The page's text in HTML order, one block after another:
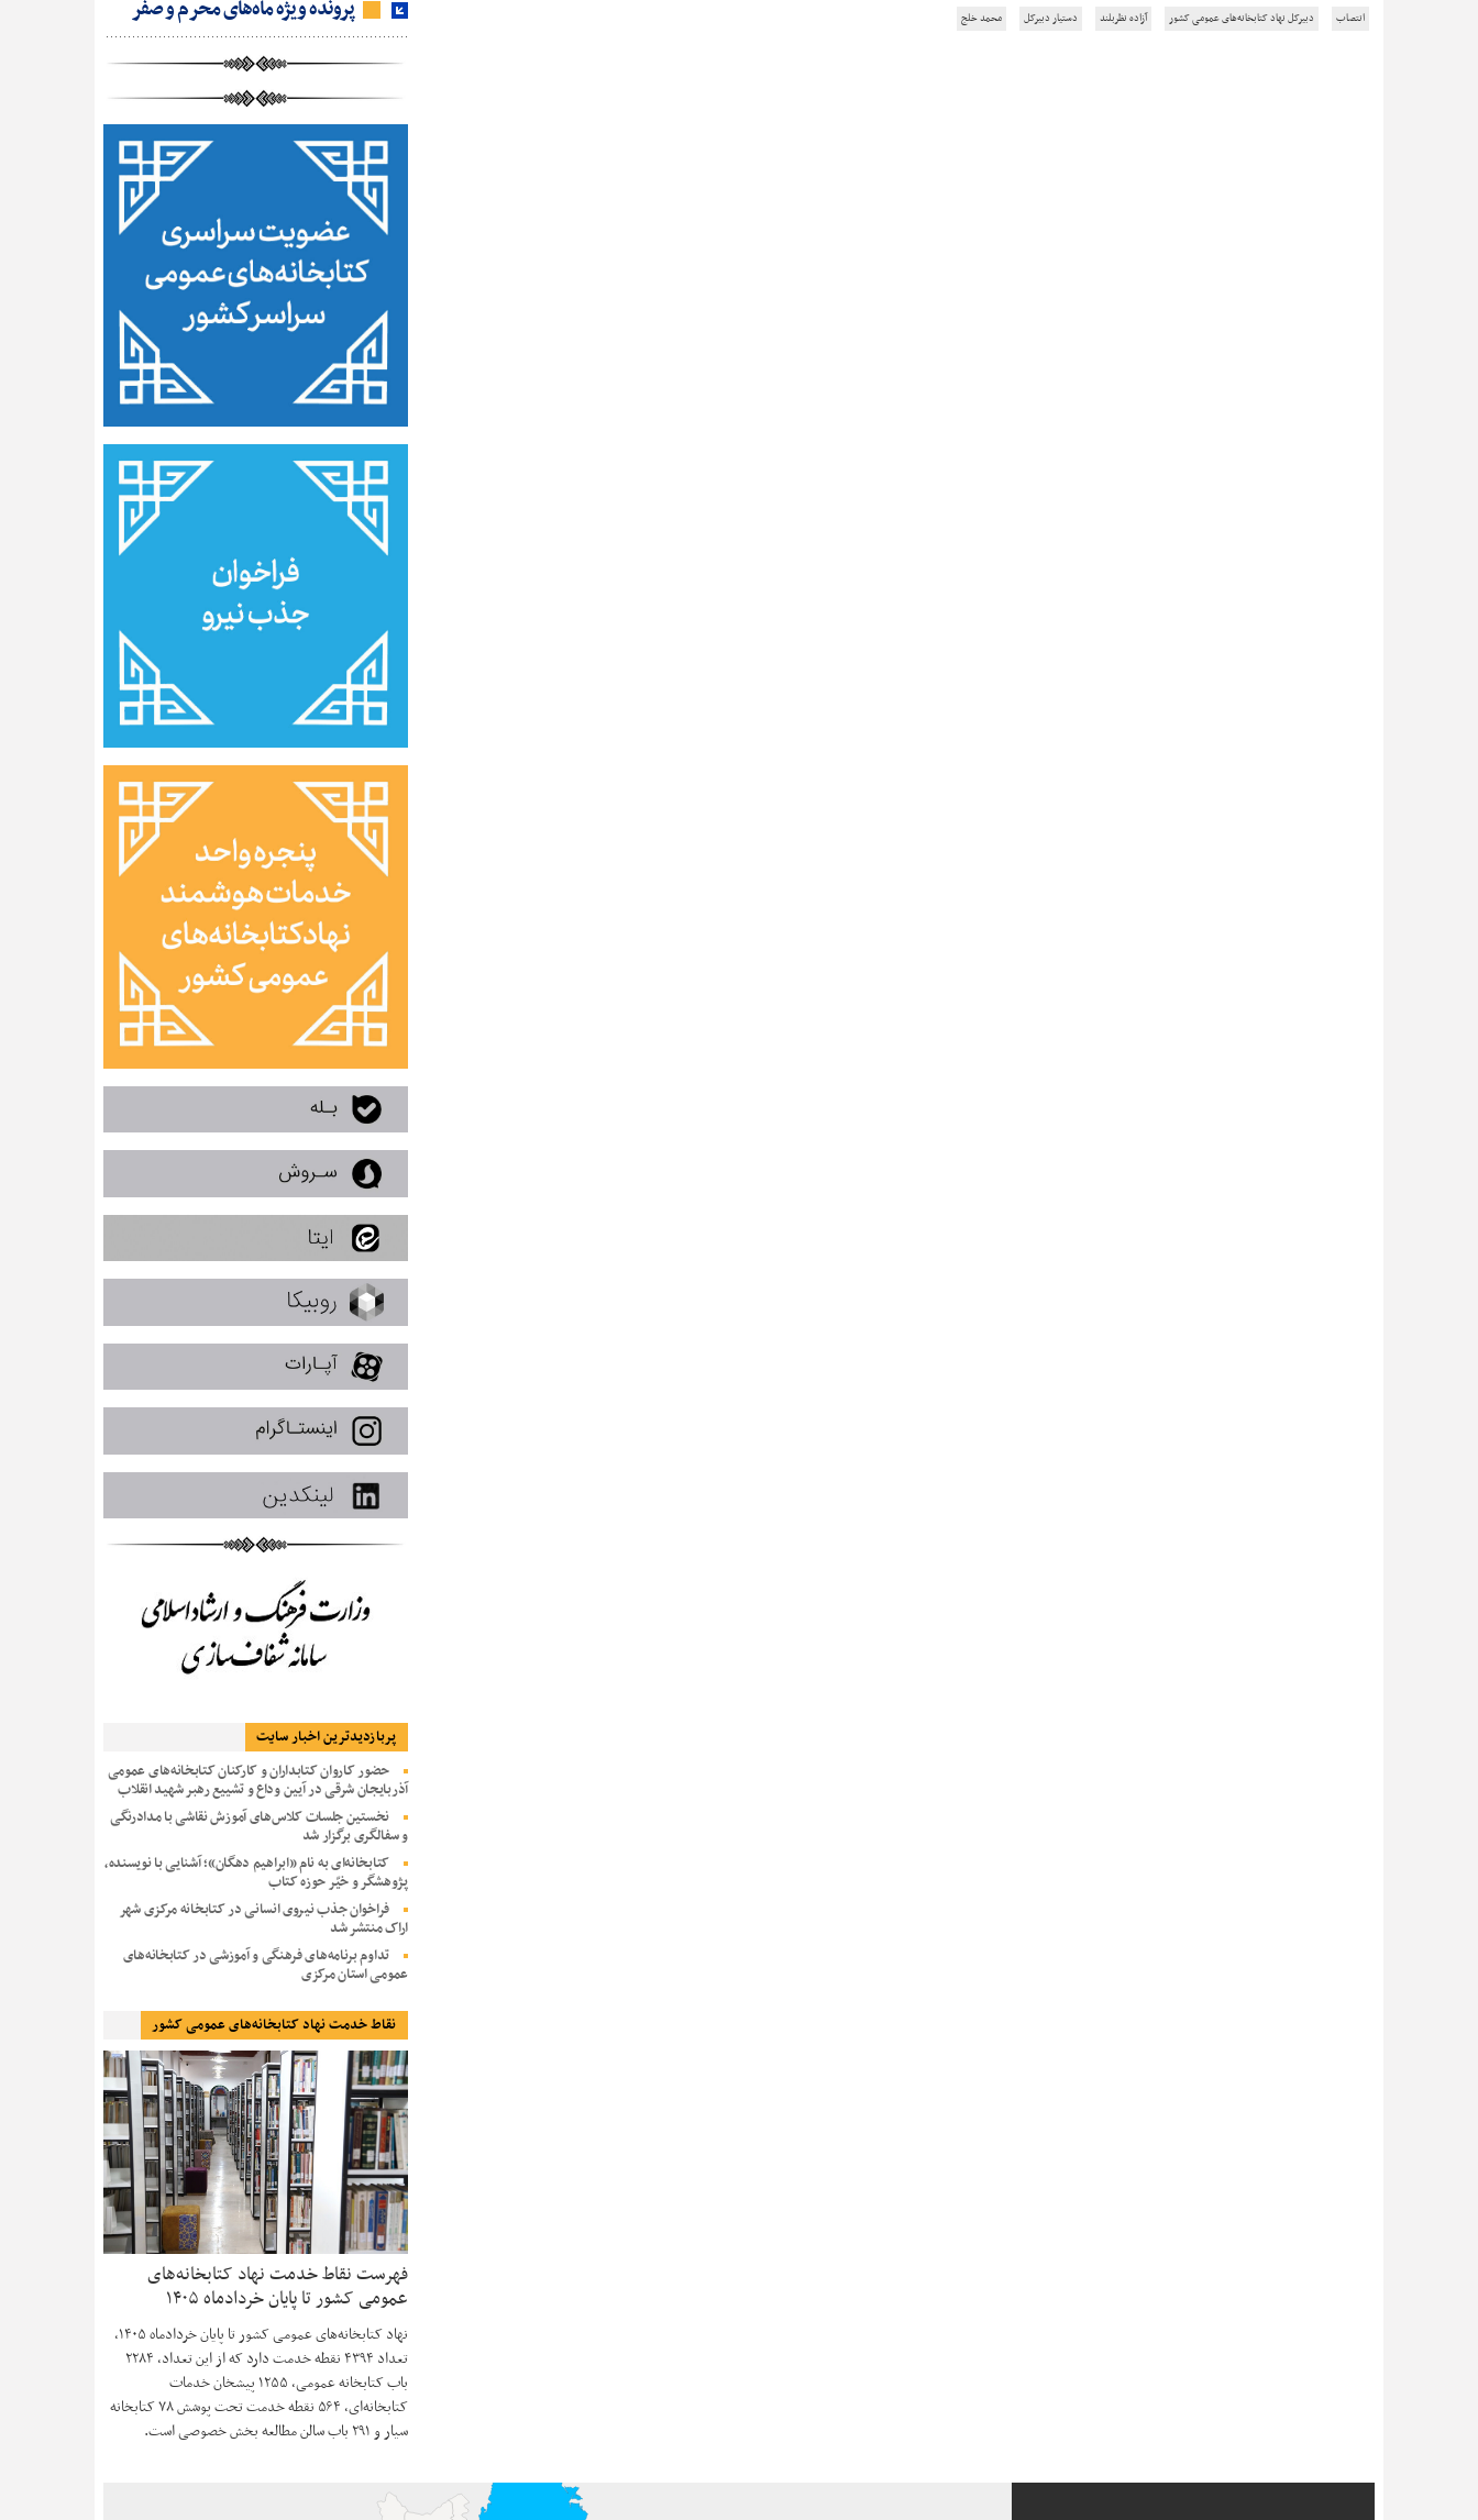
انتصاب دبیرکل نهاد کتابخانه‌های عمومی کشور آزاده نظربلند دستیار دبیرکل محمد خلج پرونده ویژه ماه‌های محرم و صفر
پربازديدترين اخبار سایت
حضور کاروان کتابداران و کارکنان کتابخانه‌های عمومی
آذربایجان شرقی در آیین وداع و تشییع رهبر شهید انقلاب
نخستین جلسات کلاس‌های آموزش نقاشی با مدادرنگی
و سفالگری برگزار شد
کتابخانه‌ای به نام «ابراهیم دهگان»؛ آشنایی با نویسنده،
پژوهشگر و خیّر حوزه کتاب
فراخوان جذب نیروی انسانی در کتابخانه مرکزی شهر
اراک منتشر شد
تداوم برنامه‌های فرهنگی و آموزشی در کتابخانه‌های
عمومی استان مرکزی
نقاط خدمت نهاد کتابخانه‌های عمومی کشور
فهرست نقاط خدمت نهاد کتابخانه‌های
عمومی کشور تا پایان خردادماه ۱۴۰۵
نهاد کتابخانه‌های عمومی کشور تا پایان خردادماه ۱۴۰۵،
تعداد ۴۳۹۴ نقطه خدمت دارد که از این تعداد، ۲۲۸۴
باب کتابخانه عمومی، ۱۲۵۵ پیشخان خدمات
کتابخانه‌ای، ۵۶۴ نقطه خدمت تحت پوشش ۷۸ کتابخانه
سیار و ۲۹۱ باب سالن مطالعه بخش خصوصی است.